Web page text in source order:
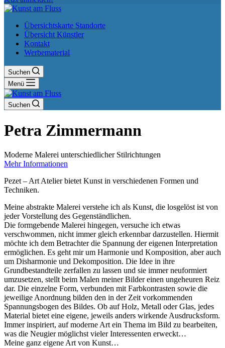
Übersichtskarte Standorte
Übersicht Künstler
Kontakt
Werbematerial
Suchen
Menü
Suchen
Petra Zimmermann
Moderne Malerei unterschiedlicher Stilrichtungen
Mehr Informationen
Pezet – Art Atelier bietet Kunst in verschiedenen Formen und
Techniken.
Meine abstrakte Malerei verstehe ich als Kunst, die losgelöst ist von
jeder Vorstellung des Gegenständlichen.
Die formgebende Malerei hingegen, versuche ich etwas
verschwommen, nicht immer gleich erkennbar darzustellen. Hiermit
möchte ich dem Betrachter die Spannung der eigenen Interpretation
ermöglichen. Es geht mir um Harmonie und Komposition, aber auch
um Disharmonie und Dekomposition. Die Idee in ihre
Grundbestandteile zerfallen zu lassen und sie immer neuformiert
umzusetzen, stellt beim Malen meiner Bilder einen ungeheuren Reiz
dar. Die einzelne Form, verbunden mit Farbkontrasten sowie die
jeweilige Anordnung bilden den in der Zeit vorkommenden
Spannungsbogen des Bildes. Ob auf Holz, Metall oder Glas, jedes
Material bietet eine eigene, jeweils anders wirkende Ausdrucksform.
Immer inspiriert, auf moderne Art ein Thema im Bild zu bearbeiten,
was die Neugier möglichst vieler Interessenten erweckt…
Meine ganz eigene Art von Kunst…